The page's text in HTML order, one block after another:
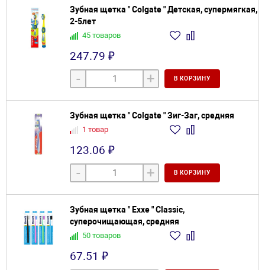
Зубная щетка " Colgate " Детская, супермягкая,
2-5лет
45 товаров
247.79 ₽
- + В КОРЗИНУ
Зубная щетка " Colgate " Зиг-Заг, средняя
1 товар
123.06 ₽
- + В КОРЗИНУ
Зубная щетка " Exxe " Classic,
суперочищающая, средняя
50 товаров
67.51 ₽